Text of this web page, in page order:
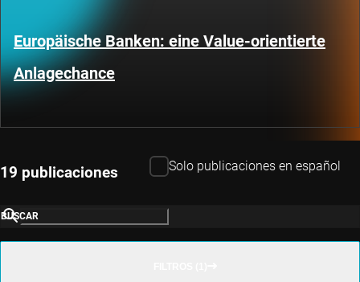
Europäische Banken: eine Value-orientierte
Anlagechance
19 publicaciones Solo publicaciones en español
BUSCAR